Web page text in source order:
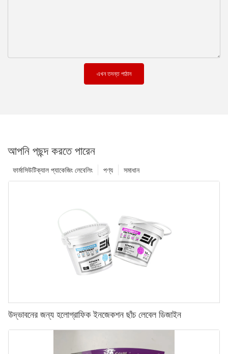
এখন তদন্ত পাঠান
আপনি পছন্দ করতে পারেন
সমাধান
পণ্য
ফার্মাসিউটিক্যাল প্যাকেজিং লেবেলিং
উদ্ভাবনের জন্য হলোগ্রাফিক ইনজেকশন ছাঁচ লেবেল ডিজাইন